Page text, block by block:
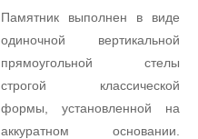
Памятник выполнен в виде
одиночной вертикальной
прямоугольной стелы
строгой классической
формы, установленной на
аккуратном основании.